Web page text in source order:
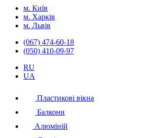
м. Київ
м. Харків
м. Львів
(067) 474-60-18
(050) 410-09-97
RU
UA
Пластикові вікна
Балкони
Алюміній